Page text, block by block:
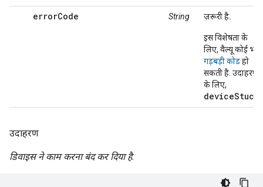
errorCode String ज़रूरी है.
इस विशेषता के
लिए, वैल्यू कोई भी
गड़बड़ी कोडहो
सकती है. उदाहरण
के लिए,
deviceStuck
उदाहरण
डिवाइस ने काम करना बंद कर दिया है.